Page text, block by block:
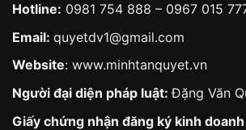
Hotline: 0981 754 888 – 0967 015
Email: quyetdv1@gmail.com
Website: www.minhtanquyet.vn
Người đại diện pháp luật:Đặng Văn
Giấy chứng nhận đăng ký kinh